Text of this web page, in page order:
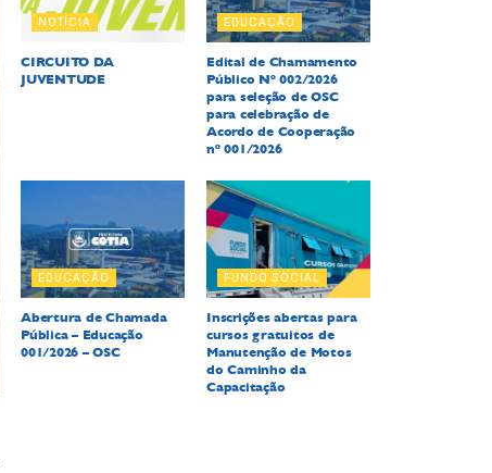
NOTÍCIA
CIRCUITO DA
JUVENTUDE
EDUCAÇÃO
Edital de Chamamento
Público Nº 002/2026
para seleção de OSC
para celebração de
Acordo de Cooperação
nº 001/2026
EDUCAÇÃO
Abertura de Chamada
Pública – Educação
001/2026 – OSC
FUNDO SOCIAL
Inscrições abertas para
cursos gratuitos de
Manutenção de Motos
do Caminho da
Capacitação